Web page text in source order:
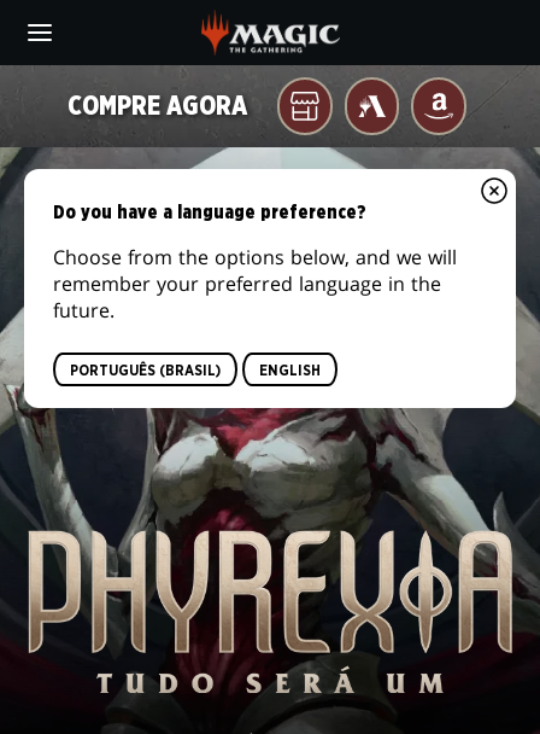
main
content
PHYREXIA:
TUDO
SERÁ
COMPRE AGORA
Sua
loja
local
MTG
ARENA
AMAZON
Do you have a language preference?
Choose from the options below, and we will
remember your preferred language in the
future.
PORTUGUÊS (BRASIL) ENGLISH